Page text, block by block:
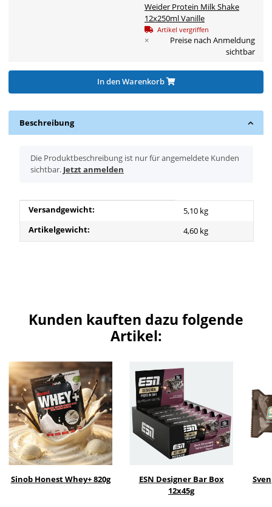
Weider Protein Milk Shake
12x250ml Vanille
Artikel vergriffen
×
Preise nach Anmeldung
sichtbar
In den Warenkorb
Beschreibung
x
Die Produktbeschreibung ist nur für angemeldete Kunden
sichtbar. Jetzt anmelden
Produkteigenschaft
Wert
Versandgewicht:
5,10 kg
Artikelgewicht:
4,60 kg
Kunden kauften dazu folgende
Artikel:
Sinob Honest Whey+ 820g
ESN Designer Bar Box
12x45g